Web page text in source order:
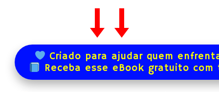
Criado para ajudar quem
Receba esse eBook gratuito